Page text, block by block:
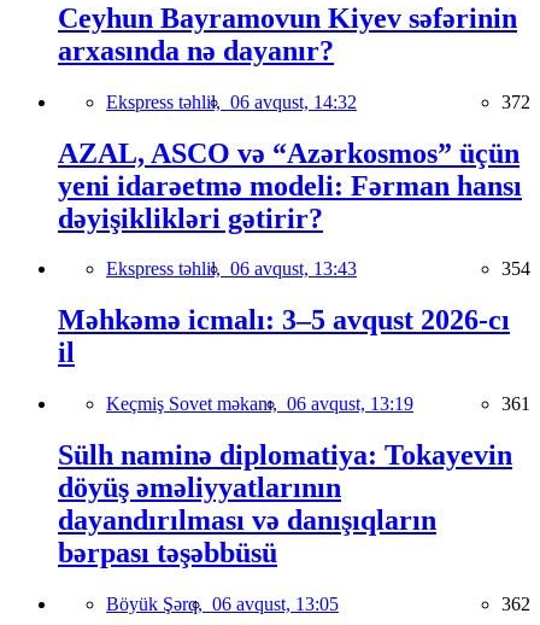
Ceyhun Bayramovun Kiyev səfərinin
arxasında nə dayanır?
Ekspress təhlil, 06 avqust, 14:32 372
AZAL, ASCO və “Azərkosmos” üçün
yeni idarəetmə modeli: Fərman hansı
dəyişiklikləri gətirir?
Ekspress təhlil, 06 avqust, 13:43 354
Məhkəmə icmalı: 3–5 avqust 2026-cı
il
Keçmiş Sovet məkanı, 06 avqust, 13:19 361
Sülh naminə diplomatiya: Tokayevin
döyüş əməliyyatlarının
dayandırılması və danışıqların
bərpası təşəbbüsü
Böyük Şərq, 06 avqust, 13:05 362